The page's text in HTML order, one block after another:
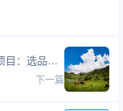
拼多多虚拟项目：选品在虚拟电商中有多重要？如何快速选品？
下一篇